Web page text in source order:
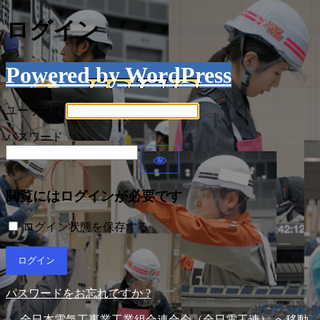
ログイン
Powered by WordPress
ユーザーID
パスワード
閲覧にはログインが必要です
ログイン状態を保存する
パスワードをお忘れですか ?